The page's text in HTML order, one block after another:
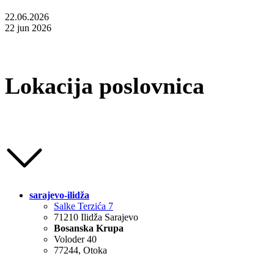
22.06.2026
22 jun 2026
Lokacija poslovnica
sarajevo-ilidža
Salke Terzića 7
71210 Ilidža Sarajevo
Bosanska Krupa
Voloder 40
77244, Otoka